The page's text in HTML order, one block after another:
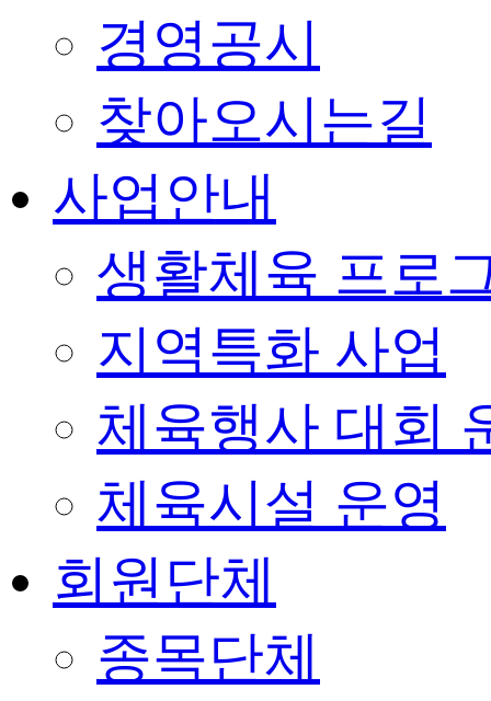
경영공시
찾아오시는길
사업안내
생활체육 프로
지역특화 사업
체육행사 대회
체육시설 운영
회원단체
종목단체